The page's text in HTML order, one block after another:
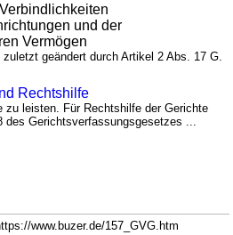
und der
Vermögen
geändert durch Artikel 2 Abs. 17 G.
Rechtshilfe
zu leisten. Für Rechtshilfe der Gerichte
des Gerichtsverfassungsgesetzes ...
www.buzer.de/157_GVG.htm